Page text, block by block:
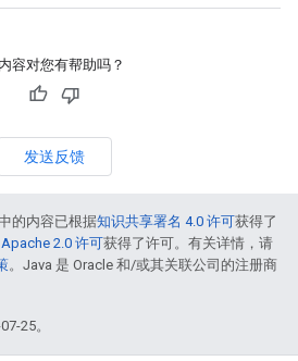
容对您有帮助吗？
发送反馈
的内容已根据知识共享署名 4.0 许可获得了
Apache 2.0 许可获得了许可。有关详情，请
。Java 是 Oracle 和/或其关联公司的注册商
25。